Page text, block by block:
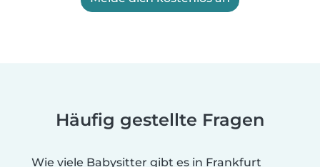
Häufig gestellte Fragen
Wie viele Babysitter gibt es in Frankfurt